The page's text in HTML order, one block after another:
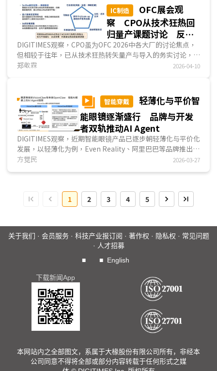
求，并透过原有的设备与技术经验，积极投入FOPLP、光通
讯、卫星天线等非显示事业，借以从早已成为红海的面板事业
中转型升级，延续企业寿命、扩大获利机会，呈现面板厂正逐
渐脱离传统制造业角色，成为显示与光电解决方案公司。...
IC制造
OFC展会观
察 CPO从技术狂热回
归量产课题讨论 反映
业者更务实布局中长期
商机
DIGITIMES观察，CPO虽为OFC 2026中各大厂的讨论焦点，
但相较于往年，已从技术狂热转矢量产与导入的务实讨论，象
征产业链已进入更深度的磨合与生态系建置阶段，博通及
术共存期；此外，包含MRM、Micro LED等前瞻技术仍存有
不确定性，各业者亦已针对相关技术，投入更多的研究与验
证，以降低CPO商用门槛。...
郑敬霖 2026-04-10
智能穿戴
轻薄化与平价智
能眼镜逐渐盛行 品牌与开发
者双轨推动AI Agent
DIGITIMES观察，近期智能眼镜产品已逐步朝轻薄化与平价化
发展，以轻薄化为例，Even Reality、阿里巴巴等品牌推出的
智能眼镜，镜腿厚度已接近一般眼镜外型；在平价化方面，美
者购买意愿。另一方面，品牌业者与开发者也正双轨推动AI
Agent发展，例如阿里巴巴透过千问AI眼镜垂直整合阿里生态
系服务，开发者则推动Meta、Rokid等AI眼镜接入OpenClaw
方觉民 2026-03-27
1 2 3 4 5
关于我们 · 会员服务· 科技产业报订阅 · 著作权 · 隐私权 · 常见问题
· 人才招募
■
■ English
下载新闻App
本网站内之全部图文，系属于大椽股份有限公司所有，非经本
公司同意不得将全部或部分内容转载于任何形式之媒